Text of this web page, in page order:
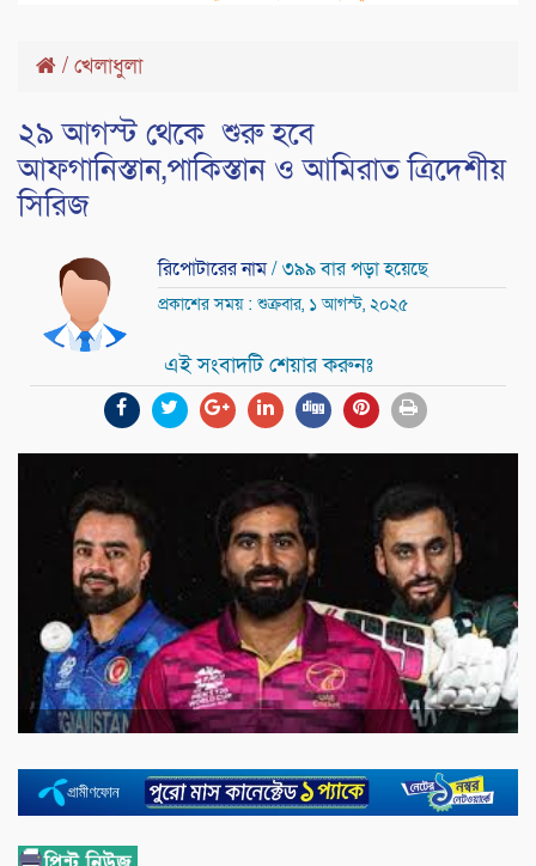
/ খেলাধুলা
২৯ আগস্ট থেকে শুরু হবে
আফগানিস্তান,পাকিস্তান ও আমিরাত ত্রিদেশীয়
সিরিজ
রিপোটারের নাম/ ৩৯৯ বার পড়া হয়েছে
প্রকাশের সময় : শুক্রবার, ১ আগস্ট, ২০২৫
এই সংবাদটি শেয়ার করুনঃ